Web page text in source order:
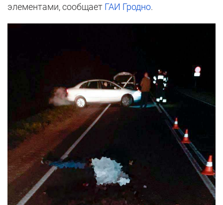
элементами, сообщает ГАИ Гродно.